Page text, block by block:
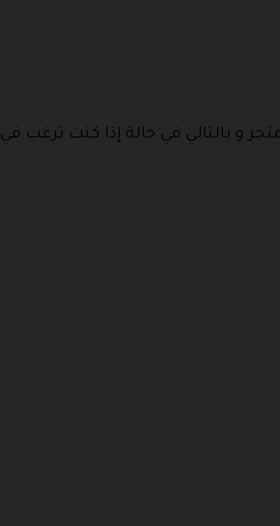
و بالتالي في حالة إذا كنت ترغب في